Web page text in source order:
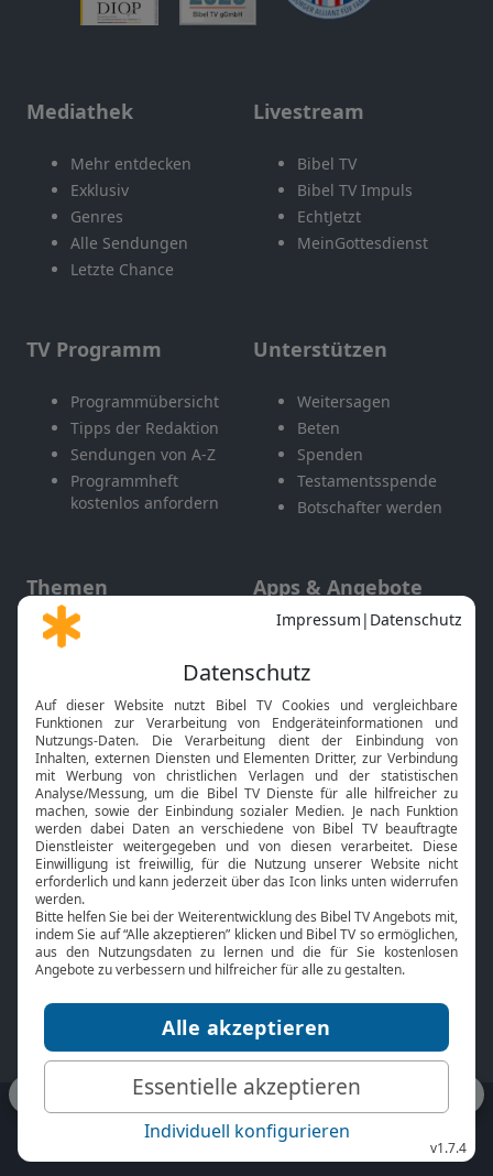
Mediathek
Mehr entdecken
Exklusiv
Genres
Alle Sendungen
Letzte Chance
Livestream
Bibel TV
Bibel TV Impuls
EchtJetzt
MeinGottesdienst
TV Programm
Programmübersicht
Tipps der Redaktion
Sendungen von A-Z
Programmheft
kostenlos anfordern
Unterstützen
Weitersagen
Beten
Spenden
Testamentsspende
Botschafter werden
Themen
Gott und Bibel erklärt
Neuigkeiten
Apps & Angebote
Mobile App
Smart TV
HbbTV
Bibelthek Online-Bibel
Nächster Gottesdienst
Bibel TV
Über uns
Jobs
Mediadaten
Service
Kontakt
TV-Empfang
bibeltv.de: Impressum
Datenschutz
Nutzungsbedingungen
Fakten Bibel TV App